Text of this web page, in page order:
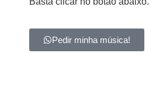
Pedir minha música!